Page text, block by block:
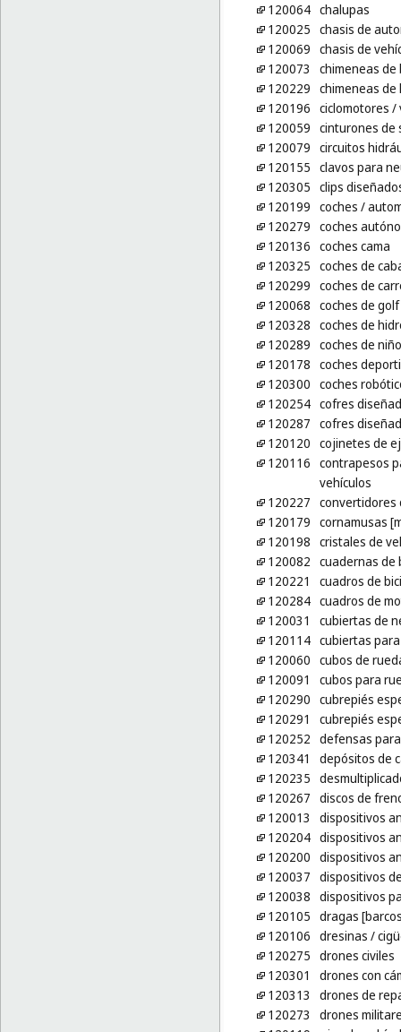
120064 chalupas
120025 chasis de
120069 chasis de
120073
chimeneas de
120229 chimeneas de
120196 ciclomotores /
120059 cinturones de
120079 circuitos
120155 clavos para
120305 clips
120199 coches /
120279 coches
120136 coches cama
120325 coches de
120299 coches de
120068 coches de golf
120328 coches de
120289 coches de niño
120178 coches
120300 coches
120254 cofres
120287 cofres
120120 cojinetes de
120116 contrapesos
vehículos
120227 convertidores
120179 cornamusas
120198 cristales de
120082 cuadernas de
120221
cuadros de
120284 cuadros de
120031
cubiertas de
120114 cubiertas
120060 cubos de
120091
cubos para
120290 cubrepiés
120291
cubrepiés
120252 defensas
120341
depósitos de
120235
120267 discos de
120013
dispositivos
120204 dispositivos
120200 dispositivos
120037 dispositivos
120038 dispositivos
120105 dragas
120106 dresinas /
120275 drones civiles
120301
drones con
120313
drones de
120273
drones